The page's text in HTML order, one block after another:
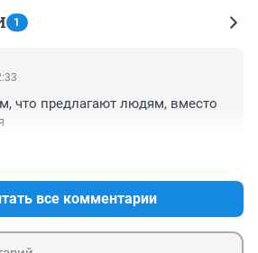
1
что предлагают людям, вместо
все комментарии